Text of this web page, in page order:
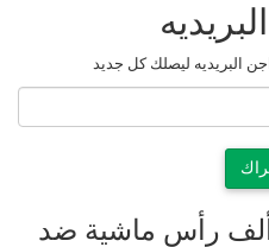
البريديه ليصلك كل جديد
الزراعة: تحصين 483 ألف رأس ماشية ضد